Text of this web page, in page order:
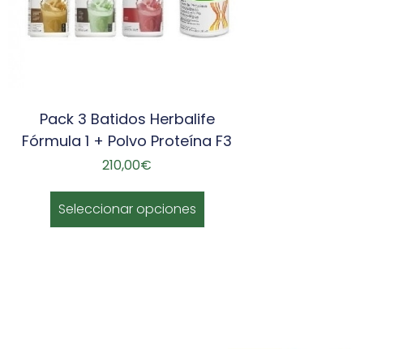
Pack 3 Batidos Herbalife
Fórmula 1 + Polvo Proteína F3
210,00€
Seleccionar opciones